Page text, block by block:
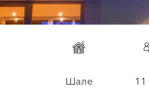
Шале 11